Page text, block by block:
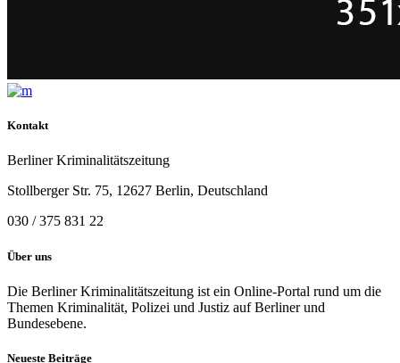
Kontakt
Berliner Kriminalitätszeitung
Stollberger Str. 75, 12627 Berlin, Deutschland
030 / 375 831 22
Über uns
Die Berliner Kriminalitätszeitung ist ein Online-Portal rund um die
Themen Kriminalität, Polizei und Justiz auf Berliner und
Bundesebene.
Neueste Beiträge